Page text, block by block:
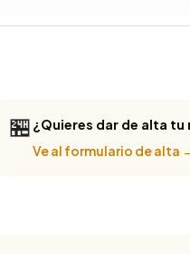
🏪 ¿Quieres dar de alta tu
Ve al formulario de alta